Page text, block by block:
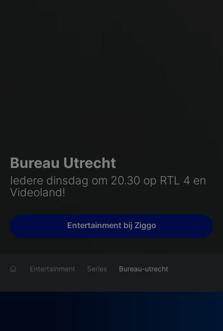
Bureau Utrecht
Iedere dinsdag om 20.30 op RTL 4 en
Videoland!
Entertainment bij Ziggo
Entertainment Series Bureau-utrecht